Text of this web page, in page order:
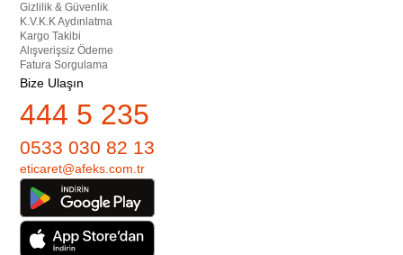
Gizlilik & Güvenlik
K.V.K.K Aydınlatma
Kargo Takibi
Alışverişsiz Ödeme
Fatura Sorgulama
Bize Ulaşın
444 5 235
0533 030 82 13
eticaret@afeks.com.tr